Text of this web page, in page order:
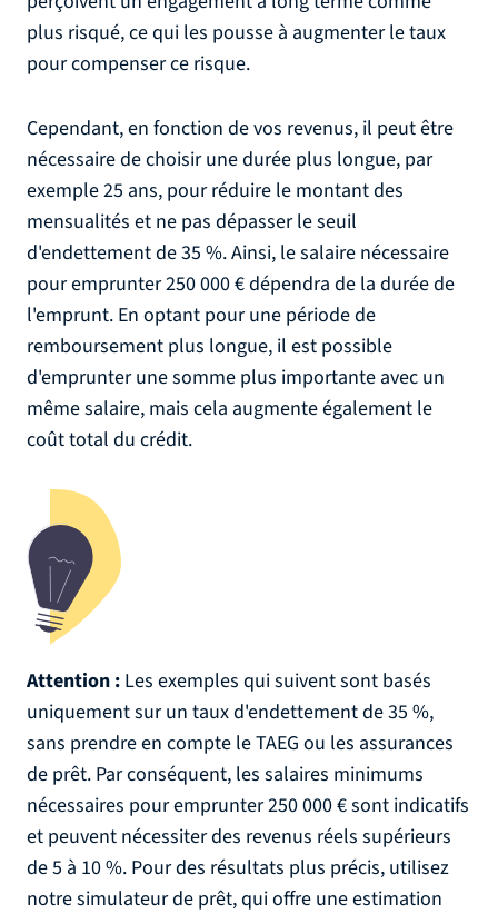
plus risqué, ce qui les pousse à augmenter le taux
pour compenser ce risque.
Cependant, en fonction de vos revenus, il peut être
nécessaire de choisir une durée plus longue, par
exemple 25 ans, pour réduire le montant des
mensualités et ne pas dépasser le seuil
d'endettement de 35 %. Ainsi, le salaire nécessaire
pour emprunter 250 000 € dépendra de la durée de
l'emprunt. En optant pour une période de
remboursement plus longue, il est possible
d'emprunter une somme plus importante avec un
même salaire, mais cela augmente également le
coût total du crédit.
Attention : Les exemples qui suivent sont basés
uniquement sur un taux d'endettement de 35 %,
sans prendre en compte le TAEG ou les assurances
de prêt. Par conséquent, les salaires minimums
nécessaires pour emprunter 250 000 € sont indicatifs
et peuvent nécessiter des revenus réels supérieurs
de 5 à 10 %. Pour des résultats plus précis, utilisez
notre simulateur de prêt, qui offre une estimation